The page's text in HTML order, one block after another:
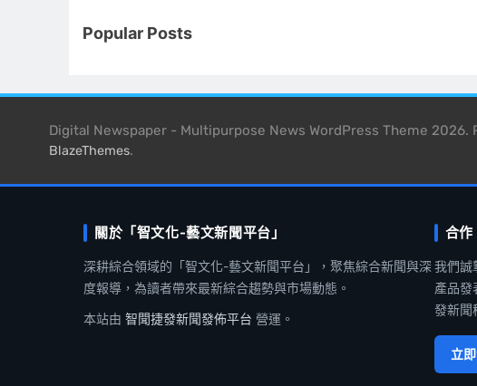
Popular Posts
Digital Newspaper - Multipurpose News WordPress Theme 2026.
BlazeThemes.
關於「智文化-藝文新聞平台」
深耕綜合領域的「智文化-藝文新聞平台」，聚焦綜合新聞與深
度報導，為讀者帶來最新綜合趨勢與市場動態。
本站由 智聞捷發新聞發佈平台 營運。
合作
我們誠
產品發
發新聞
立